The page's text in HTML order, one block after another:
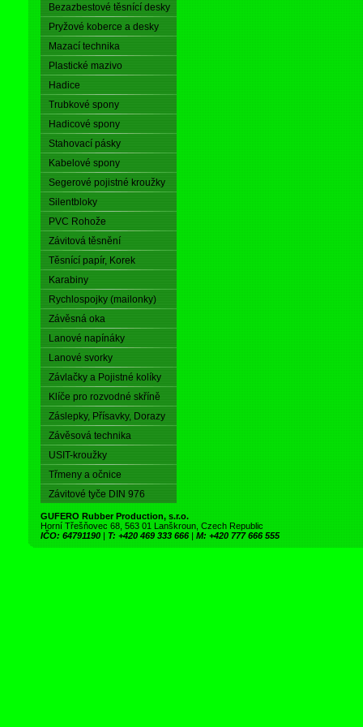
Bezazbestové těsnící desky
Pryžové koberce a desky
Mazací technika
Plastické mazivo
Hadice
Trubkové spony
Hadicové spony
Stahovací pásky
Kabelové spony
Segerové pojistné kroužky
Silentbloky
PVC Rohože
Závitová těsnění
Těsnící papír, Korek
Karabiny
Rychlospojky (mailonky)
Závěsná oka
Lanové napínáky
Lanové svorky
Závlačky a Pojistné kolíky
Klíče pro rozvodné skříně
Záslepky, Přísavky, Dorazy
Závěsová technika
USIT-kroužky
Třmeny a očnice
Závitové tyče DIN 976
GUFERO Rubber Production, s.r.o.
Horní Třešňovec 68, 563 01 Lanškroun, Czech Republic
IČO: 64791190 | T: +420 469 333 666 | M: +420 777 666 555